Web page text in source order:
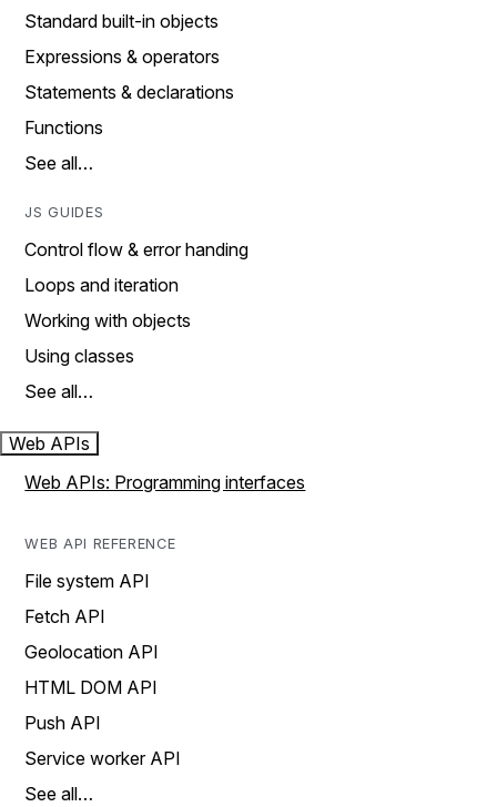
Standard built-in objects
Expressions & operators
Statements & declarations
Functions
See all…
JS GUIDES
Control flow & error handing
Loops and iteration
Working with objects
Using classes
See all…
Web APIs
Web APIs: Programming interfaces
WEB API REFERENCE
File system API
Fetch API
Geolocation API
HTML DOM API
Push API
Service worker API
See all…